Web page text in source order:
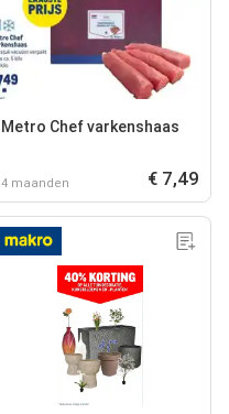
Metro Chef varkenshaas
4 maanden € 7,49